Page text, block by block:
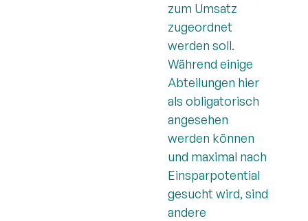
zum Umsatz
zugeordnet
werden soll.
Während einige
Abteilungen hier
als obligatorisch
angesehen
werden können
und maximal nach
Einsparpotential
gesucht wird, sind
andere